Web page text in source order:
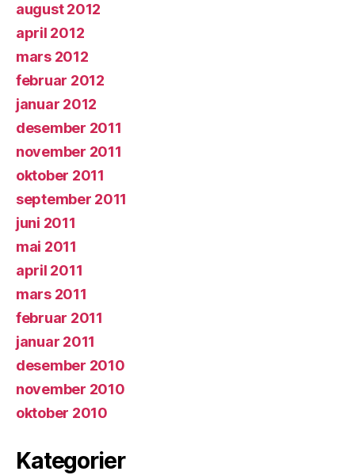
august 2012
april 2012
mars 2012
februar 2012
januar 2012
desember 2011
november 2011
oktober 2011
september 2011
juni 2011
mai 2011
april 2011
mars 2011
februar 2011
januar 2011
desember 2010
november 2010
oktober 2010
Kategorier